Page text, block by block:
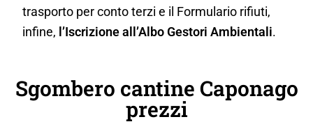
trasporto per conto terzi e il Formulario rifiuti,
infine, l’Iscrizione all’Albo Gestori Ambientali.
Sgombero cantine Caponago
prezzi